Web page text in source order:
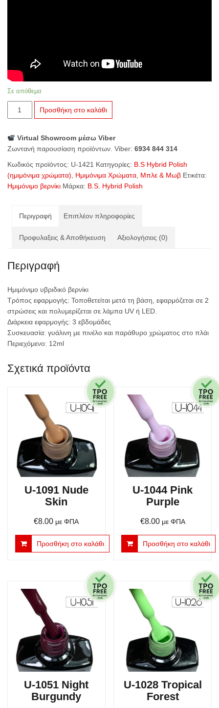
Σε απόθεμα
1421
ποσότητα
Προσθήκη στο καλάθι
Virtual Showroom μέσω Viber
Ζωντανή παρουσίαση προϊόντων. Viber: 6934 844 314
Κωδικός προϊόντος: U-1421 Κατηγορίες: B.S Hybrid Polish
(ημιμόνιμα χρώματα)
Ημιμόνιμα Χρώματα Μπλε & Μωβ Ετικέτα:
Ημιμόνιμο βερνίκι Μάρκα: B.S. Hybrid Polish
Περιγραφή Επιπλέον πληροφορίες
Προφυλαξεις & Αποθήκευση Αξιολογήσεις (0)
Περιγραφή
Ημιμόνιμο υβριδικό βερνίκι
Τρόπος εφαρμογής: Τοποθετείται μετά τη βάση, εφαρμόζεται σε 2
στρώσεις και πολυμερίζεται σε λάμπα UV ή LED.
Διάρκεια εφαρμογής: 3 εβδομάδες
Συσκευασία: γυάλινη με πινέλο και παράθυρο χρώματος στο πλάι
Περιεχόμενο: 12ml
Σχετικά προϊόντα
U-1091 Nude
Skin
€8.00 με ΦΠΑ
Προσθήκη στο καλάθι
U-1044 Pink
Purple
€8.00 με ΦΠΑ
Προσθήκη στο καλάθι
U-1051 Night
Burgundy
U-1028 Tropical
Forest